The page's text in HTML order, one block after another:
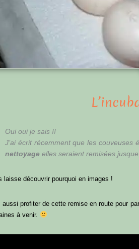
Oui oui je sais !!
J’ai écrit récemment que les couveuses
nettoyage elles seraient remisées
laisse découvrir pourquoi en images !
aussi profiter de cette remise en route pour
à venir.